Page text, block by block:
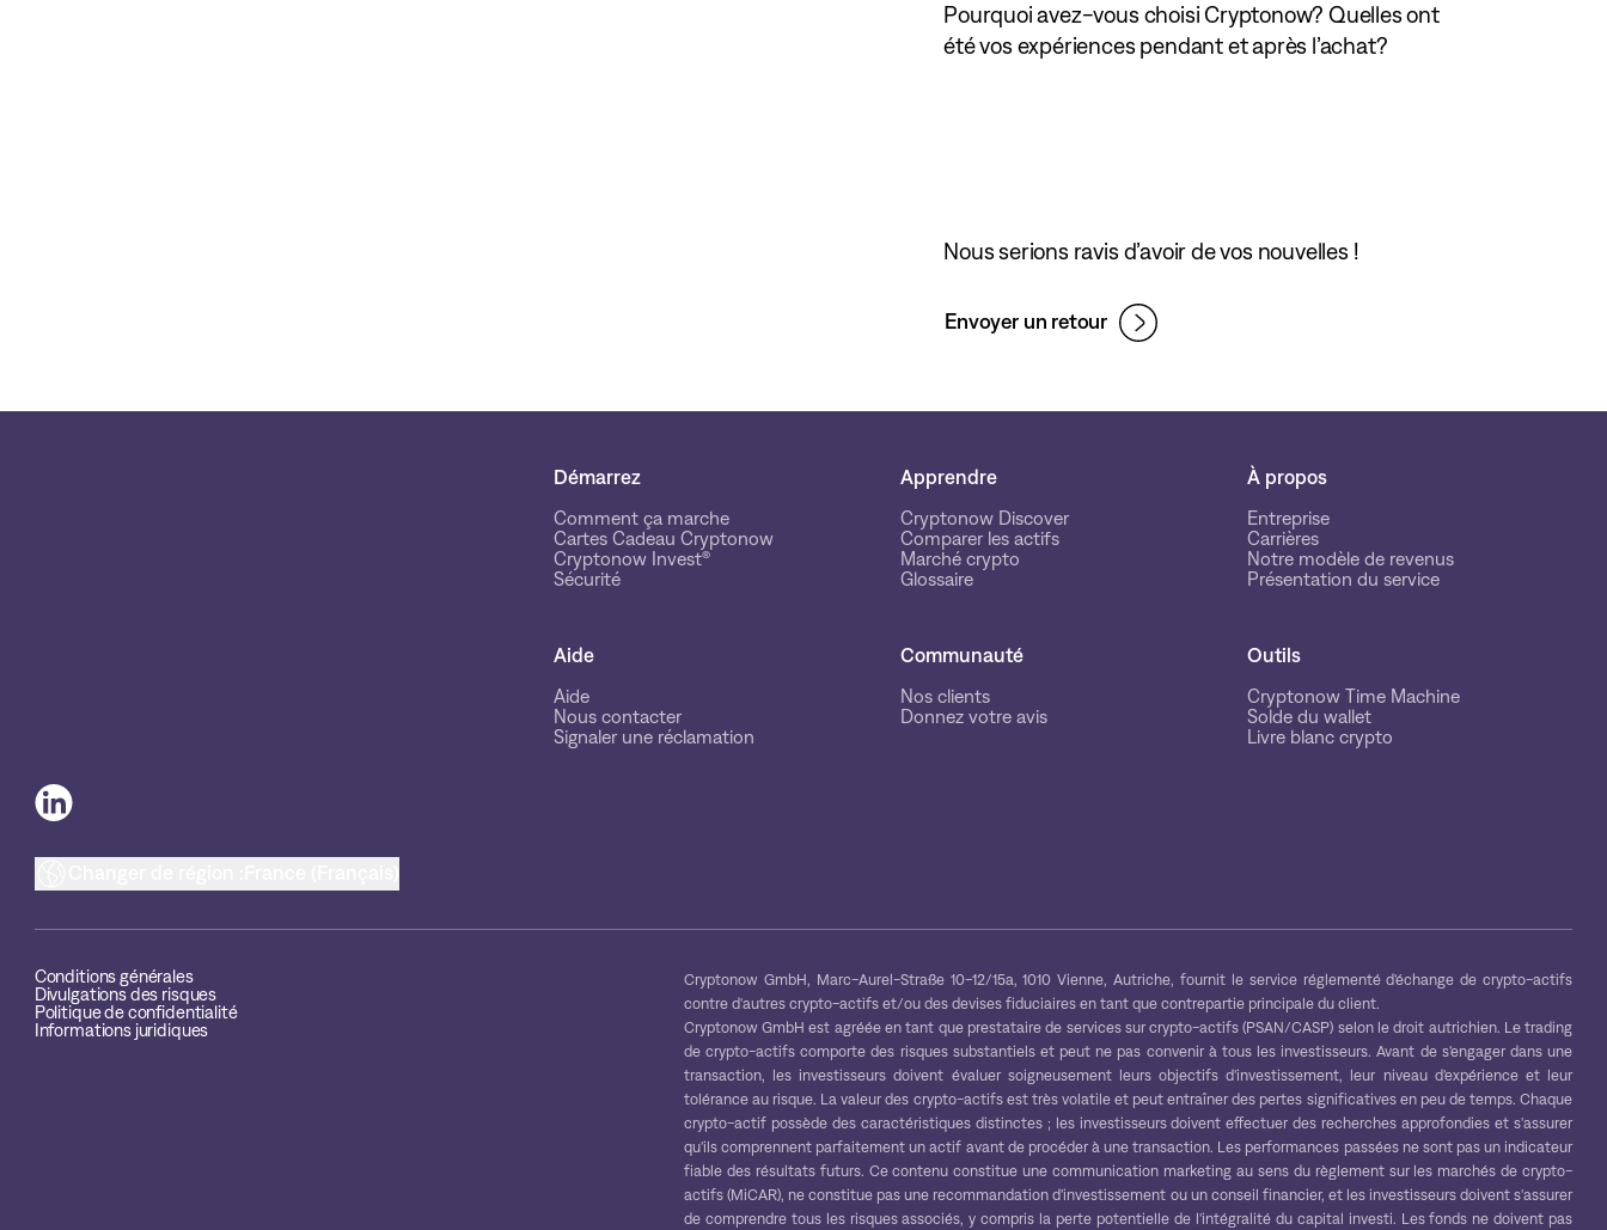
Pourquoi avez-vous choisi Cryptonow? Quelles ont
été vos expériences pendant et après l’achat?
Nous serions ravis d’avoir de vos nouvelles !
Envoyer un retour
Démarrez
Comment ça marche
Cartes Cadeau Cryptonow
Cryptonow Invest®
Sécurité
Apprendre
Cryptonow Discover
Comparer les actifs
Marché crypto
Glossaire
À propos
Entreprise
Carrières
Notre modèle de revenus
Présentation du service
Aide
Aide
Nous contacter
Signaler une réclamation
Communauté
Nos clients
Donnez votre avis
Outils
Cryptonow Time Machine
Solde du wallet
Livre blanc crypto
Conditions générales
Divulgations des risques
Politique de confidentialité
Informations juridiques
Cryptonow GmbH, Marc-Aurel-Straße 10-12/15a, 1010 Vienne, Autriche, fournit le service réglementé d'échange de crypto-actifs
contre d'autres crypto-actifs et/ou des devises fiduciaires en tant que contrepartie principale du client.
Cryptonow GmbH est agréée en tant que prestataire de services sur crypto-actifs (PSAN/CASP) selon le droit autrichien. Le trading
de crypto-actifs comporte des risques substantiels et peut ne pas convenir à tous les investisseurs. Avant de s'engager dans une
transaction, les investisseurs doivent évaluer soigneusement leurs objectifs d'investissement, leur niveau d'expérience et leur
tolérance au risque. La valeur des crypto-actifs est très volatile et peut entraîner des pertes significatives en peu de temps. Chaque
crypto-actif possède des caractéristiques distinctes ; les investisseurs doivent effectuer des recherches approfondies et s'assurer
qu'ils comprennent parfaitement un actif avant de procéder à une transaction. Les performances passées ne sont pas un indicateur
fiable des résultats futurs. Ce contenu constitue une communication marketing au sens du règlement sur les marchés de crypto-
actifs (MiCAR), ne constitue pas une recommandation d'investissement ou un conseil financier, et les investisseurs doivent s'assurer
de comprendre tous les risques associés, y compris la perte potentielle de l'intégralité du capital investi. Les fonds ne doivent pas